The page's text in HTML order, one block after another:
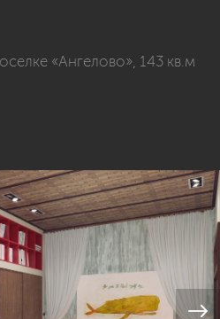
«Ангелово», 143 кв.м